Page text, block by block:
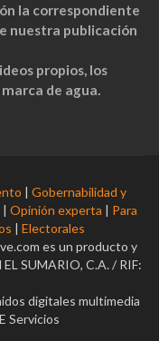
la correspondiente
nuestra publicación
propios, los
de agua.
| Gobernabilidad y
| Opinión experta | Para
| Electorales
es un producto y
SUMARIO, C.A. / RIF:
digitales multimedia
Servicios